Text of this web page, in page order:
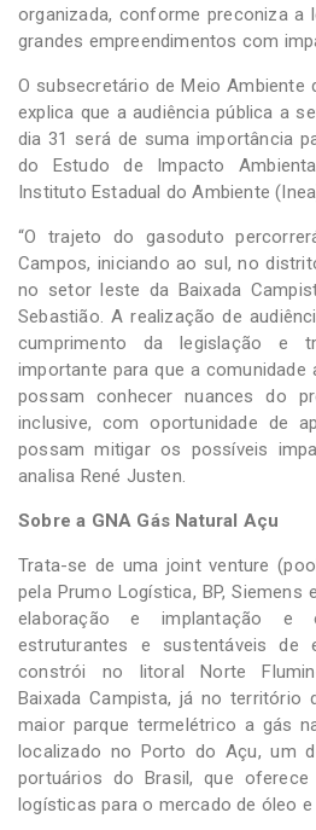
organizada, conforme preconiza a
grandes empreendimentos com
O subsecretário de Meio Ambiente
explica que a audiência pública a
dia 31 será de suma importância
do Estudo de Impacto
Instituto Estadual do Ambiente
“O trajeto do gasoduto
Campos, iniciando ao sul, no
no setor leste da Baixada
Sebastião. A realização de
cumprimento da legislação e
importante para que a comunidade
possam conhecer nuances do
inclusive, com oportunidade de
possam mitigar os possíveis
analisa René Justen.
Sobre a GNA Gás Natural Açu
Trata-se de uma joint venture
pela Prumo Logística, BP, Siemens
elaboração e implantação e
estruturantes e sustentáveis de
constrói no litoral Norte
Baixada Campista, já no território
maior parque termelétrico a gás
localizado no Porto do Açu, um
portuários do Brasil, que
logísticas para o mercado de óleo e